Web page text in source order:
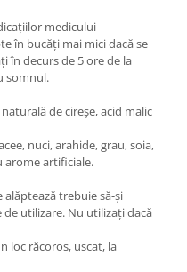
medicului
în bucăți mai mici dacă se
în decurs de 5 ore de la
somnul.
de cireșe, acid malic
nuci, arahide, grau, soia,
arome artificiale.
alăptează trebuie să-și
utilizare. Nu utilizați dacă
loc răcoros, uscat, la